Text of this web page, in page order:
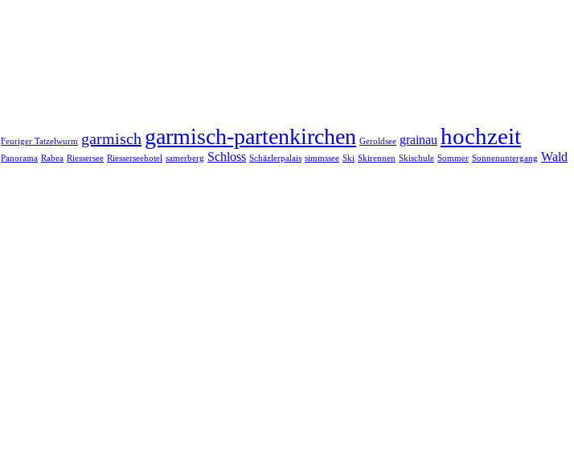
Feuriger Tatzelwurm garmisch garmisch-partenkirchen Geroldsee grainau hochzeit
Panorama Rabea Riessersee Riesserseehotel samerberg Schloss Schäzlerpalais simmssee Ski Skirennen Skischule Sommer Sonnenuntergang Wald